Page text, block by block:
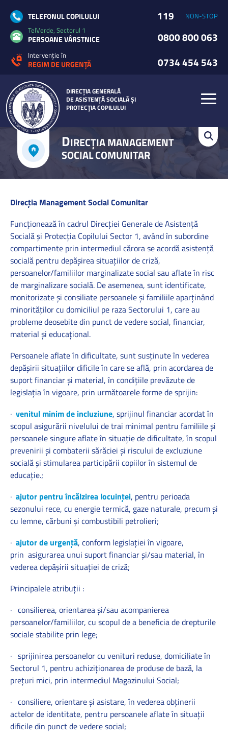
DIRECȚIA GENERALĂ
DE ASISTENȚĂ SOCIALĂ ȘI
PROTECȚIA COPILULUI
TELEFONUL COPILULUI 119
NON-STOP
TelVerde, Sectorul 1
PERSOANE VÂRSTNICE 0800 800 063
Intervenție în
REGIM DE URGENȚĂ 0734 454 543
DIRECȚIA MANAGEMENT
SOCIAL COMUNITAR
Direcția Management Social Comunitar
Funcționează în cadrul Direcției Generale de Asistență
Socială și Protecția Copilului Sector 1, având în subordine
compartimente prin intermediul cărora se acordă asistenţă
socială pentru depășirea situațiilor de criză,
persoanelor/familiilor marginalizate social sau aflate în risc
de marginalizare socială. De asemenea, sunt identificate,
monitorizate și consiliate persoanele şi familiile aparținând
minorităților cu domiciliul pe raza Sectorului 1, care au
probleme deosebite din punct de vedere social, financiar,
material și educațional.
Persoanele aflate în dificultate, sunt susținute în vederea
depăşirii situaţiilor dificile în care se află, prin acordarea de
suport financiar şi material, în condiţiile prevăzute de
legislaţia în vigoare, prin următoarele forme de sprijin:
· venitul minim de incluziune, sprijinul financiar acordat în
scopul asigurării nivelului de trai minimal pentru familiile și
persoanele singure aflate în situație de dificultate, în scopul
prevenirii și combaterii sărăciei și riscului de excluziune
socială și stimularea participării copiilor în sistemul de
educație.;
· ajutor pentru încălzirea locuinţei, pentru perioada
sezonului rece, cu energie termică, gaze naturale, precum şi
cu lemne, cărbuni şi combustibili petrolieri;
· ajutor de urgenţă, conform legislaţiei în vigoare,
prin asigurarea unui suport financiar şi/sau material, în
vederea depăşirii situaţiei de criză;
Principalele atribuţii :
· consilierea, orientarea și/sau acompanierea
persoanelor/familiilor, cu scopul de a beneficia de drepturile
sociale stabilite prin lege;
· sprijinirea persoanelor cu venituri reduse, domiciliate în
Sectorul 1, pentru achiziționarea de produse de bază, la
prețuri mici, prin intermediul Magazinului Social;
· consiliere, orientare și asistare, în vederea obținerii
actelor de identitate, pentru persoanele aflate în situații
dificile din punct de vedere social;